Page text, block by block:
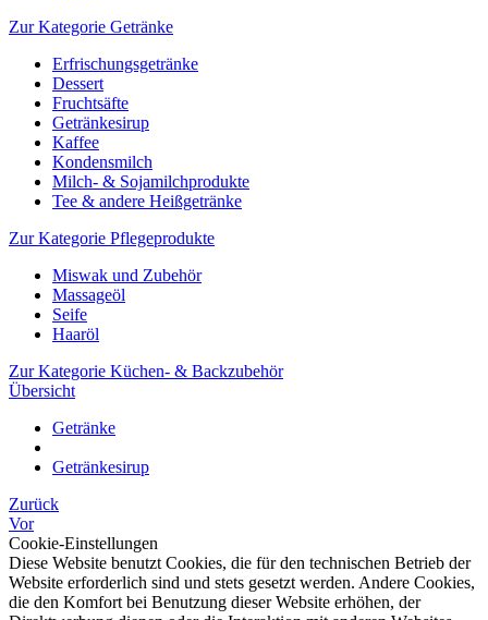
Zur Kategorie Getränke
Erfrischungsgetränke
Dessert
Fruchtsäfte
Getränkesirup
Kaffee
Kondensmilch
Milch- & Sojamilchprodukte
Tee & andere Heißgetränke
Zur Kategorie Pflegeprodukte
Miswak und Zubehör
Massageöl
Seife
Haaröl
Zur Kategorie Küchen- & Backzubehör
Übersicht
Getränke
Getränkesirup
Zurück
Vor
Cookie-Einstellungen
Diese Website benutzt Cookies, die für den technischen Betrieb der
Website erforderlich sind und stets gesetzt werden. Andere Cookies,
die den Komfort bei Benutzung dieser Website erhöhen, der